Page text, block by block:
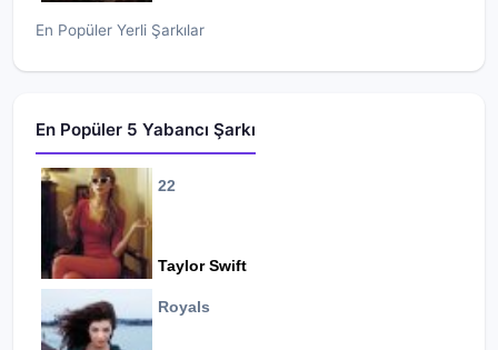
En Popüler Yerli Şarkılar
En Popüler 5 Yabancı Şarkı
22
Taylor Swift
Royals